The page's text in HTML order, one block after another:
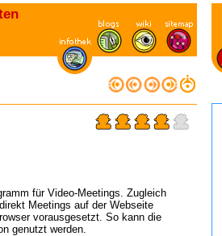
für Video-Meetings. Zugleich
Meetings auf der Webseite
vorausgesetzt. So kann die
genutzt werden.